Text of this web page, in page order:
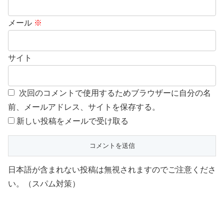
メール ※
サイト
次回のコメントで使用するためブラウザーに自分の名
前、メールアドレス、サイトを保存する。
新しい投稿をメールで受け取る
日本語が含まれない投稿は無視されますのでご注意くださ
い。（スパム対策）